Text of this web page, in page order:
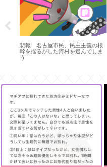
悲報 名古屋市民、民主主義の根
幹を揺るがした河村を選んでしま
う